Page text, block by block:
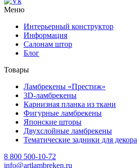
Меню
Интерьерный конструктор
Информация
Салонам штор
Блог
Товары
Ламбрекены «Престиж»
3D-ламбрекены
Карнизная планка из ткани
Фигурные ламбрекены
Японские шторы
Двухслойные ламбрекены
Тематические задники для декора
8 800 500-10-72
info@artlambreken.ru